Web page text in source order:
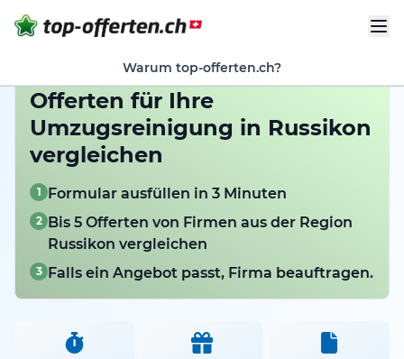
Warum top-offerten.ch?
Offerten für Ihre
Umzugsreinigung in Russikon
vergleichen
1 Formular ausfüllen in 3 Minuten
2 Bis 5 Offerten von Firmen aus der Region
Russikon vergleichen
3 Falls ein Angebot passt, Firma beauftragen.